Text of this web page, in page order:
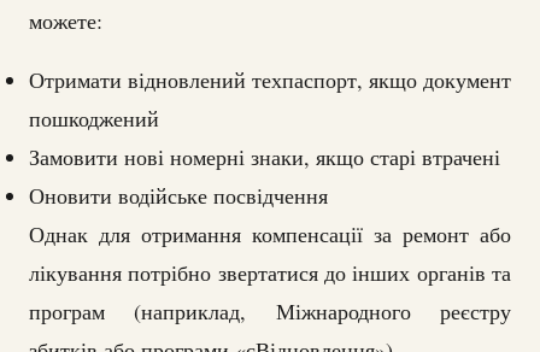
можете:
Отримати відновлений техпаспорт, якщо документ
пошкоджений
Замовити нові номерні знаки, якщо старі втрачені
Оновити водійське посвідчення
Однак для отримання компенсації за ремонт або
лікування потрібно звертатися до інших органів та
програм (наприклад, Міжнародного реєстру